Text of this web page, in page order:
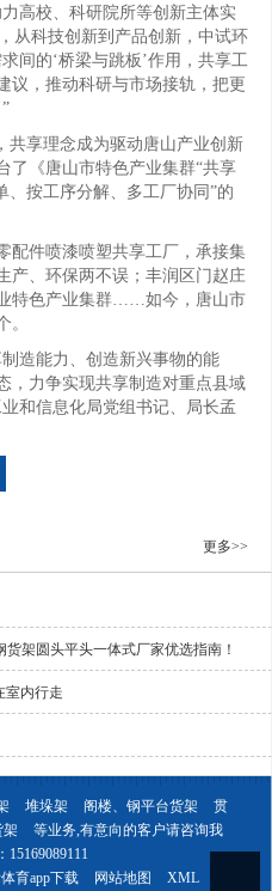
校、科研院所等创新主体实
从科技创新到产品创新，中试环
间的‘桥梁与跳板’作用，共享工
议，推动科研与市场接轨，把更
享理念成为驱动唐山产业创新
了《唐山市特色产业集群“共享
、按工序分解、多工厂协同”的
件喷漆喷塑共享工厂，承接集
产、环保两不误；丰润区门赵庄
特色产业集群……如今，唐山市
。
造能力、创造新兴事物的能
，力争实现共享制造对重点县域
和信息化局党组书记、局长孟
更多>>
架圆头平头一体式厂家优选指南！
室内行走
堆垛架 阁楼、钢平台货架
贯
架
等业务,有意向的客户请咨询我
15169089111
育app下载 网站地图 XML